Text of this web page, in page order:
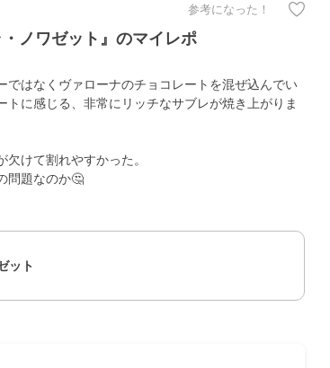
参考になった！
ノワゼット』のマイレポ
ではなくヴァローナのチョコレートを混ぜ込んでい
に感じる、非常にリッチなサブレが焼き上がりま
けて割れやすかった。
問題なのか🤔
ット